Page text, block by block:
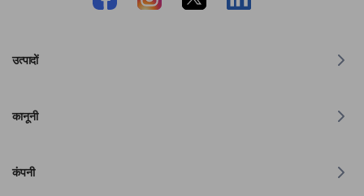
उत्पादों
कानूनी
कंपनी